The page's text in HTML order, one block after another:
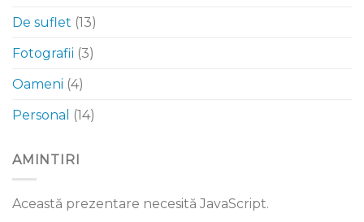
De suflet (13)
Fotografii (3)
Oameni (4)
Personal
(14)
AMINTIRI
Această prezentare necesită JavaScript.